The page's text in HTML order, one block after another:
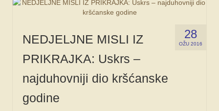
28
OŽU 2016
NEDJELJNE MISLI IZ
PRIKRAJKA: Uskrs –
najduhovniji dio kršćanske
godine